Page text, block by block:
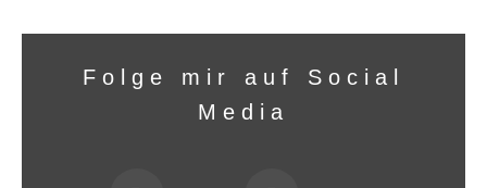
Folge mir auf Social
Media